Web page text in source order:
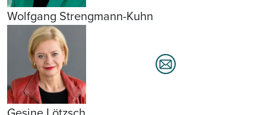
Wolfgang Strengmann-Kuhn